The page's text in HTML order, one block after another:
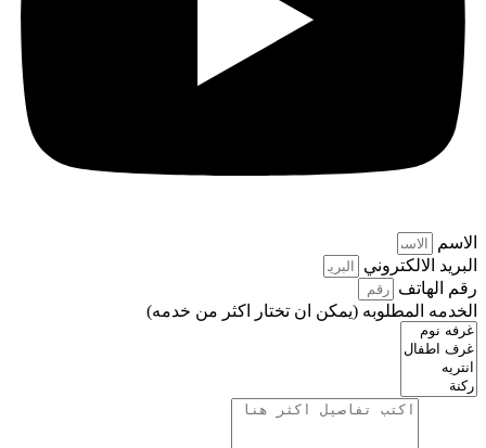
الاسم
البريد الالكتروني
رقم الهاتف
الخدمه المطلوبه (يمكن ان تختار اكثر من خدمه)